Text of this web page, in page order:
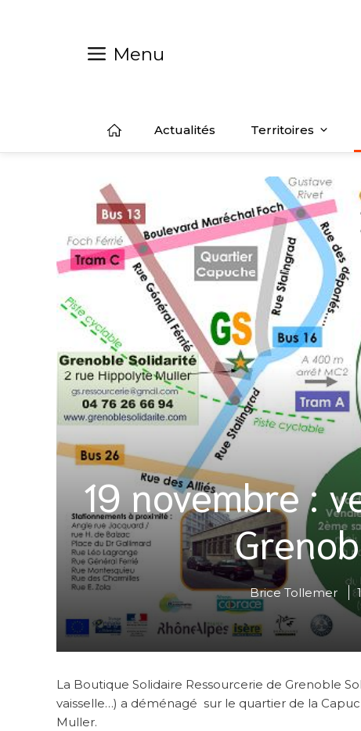
Menu
Actualités Territoires
19 novembre :
Brice Tollemer
La Boutique Solidaire Ressourcerie de Grenoble
vaisselle…) a déménagé sur le quartier de la
Muller.